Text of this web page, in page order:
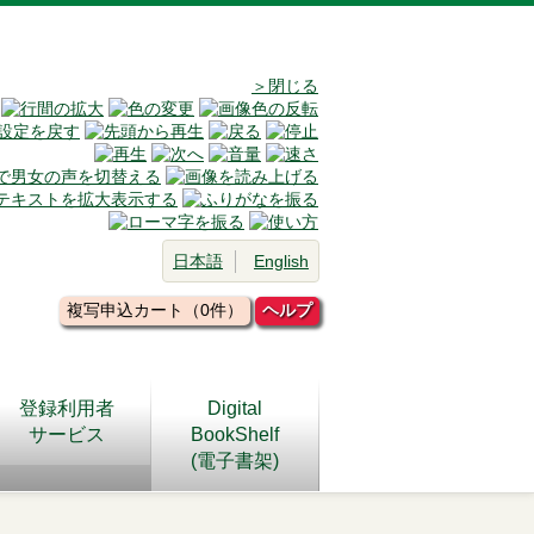
＞閉じる
日本語 English
複写申込カート（0件） ヘルプ
登録利用者
サービス
Digital
BookShelf
(電子書架)